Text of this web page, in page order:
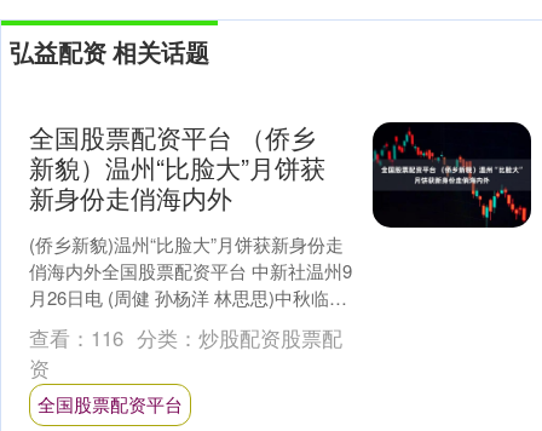
弘益配资 相关话题
全国股票配资平台 （侨乡
新貌）温州“比脸大”月饼获
新身份走俏海内外
(侨乡新貌)温州“比脸大”月饼获新身份走
俏海内外全国股票配资平台 中新社温州9
月26日电 (周健 孙杨洋 林思思)中秋临
近，不少海外侨胞订购浙江温州苍南县
的“比....
查看： 116 分类： 炒股配资股票配
资
全国股票配资平台